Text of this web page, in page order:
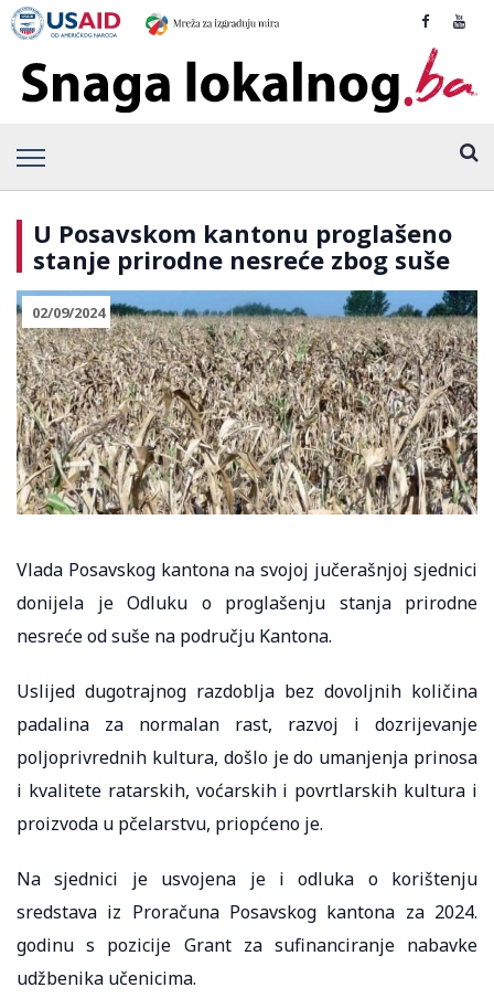
U Posavskom kantonu proglašeno
stanje prirodne nesreće zbog suše
02/09/2024
Vlada Posavskog kantona na svojoj jučerašnjoj sjednici
donijela je Odluku o proglašenju stanja prirodne
nesreće od suše na području Kantona.
Uslijed dugotrajnog razdoblja bez dovoljnih količina
padalina za normalan rast, razvoj i dozrijevanje
poljoprivrednih kultura, došlo je do umanjenja prinosa
i kvalitete ratarskih, voćarskih i povrtlarskih kultura i
proizvoda u pčelarstvu, priopćeno je.
Na sjednici je usvojena je i odluka o korištenju
sredstava iz Proračuna Posavskog kantona za 2024.
godinu s pozicije Grant za sufinanciranje nabavke
udžbenika učenicima.